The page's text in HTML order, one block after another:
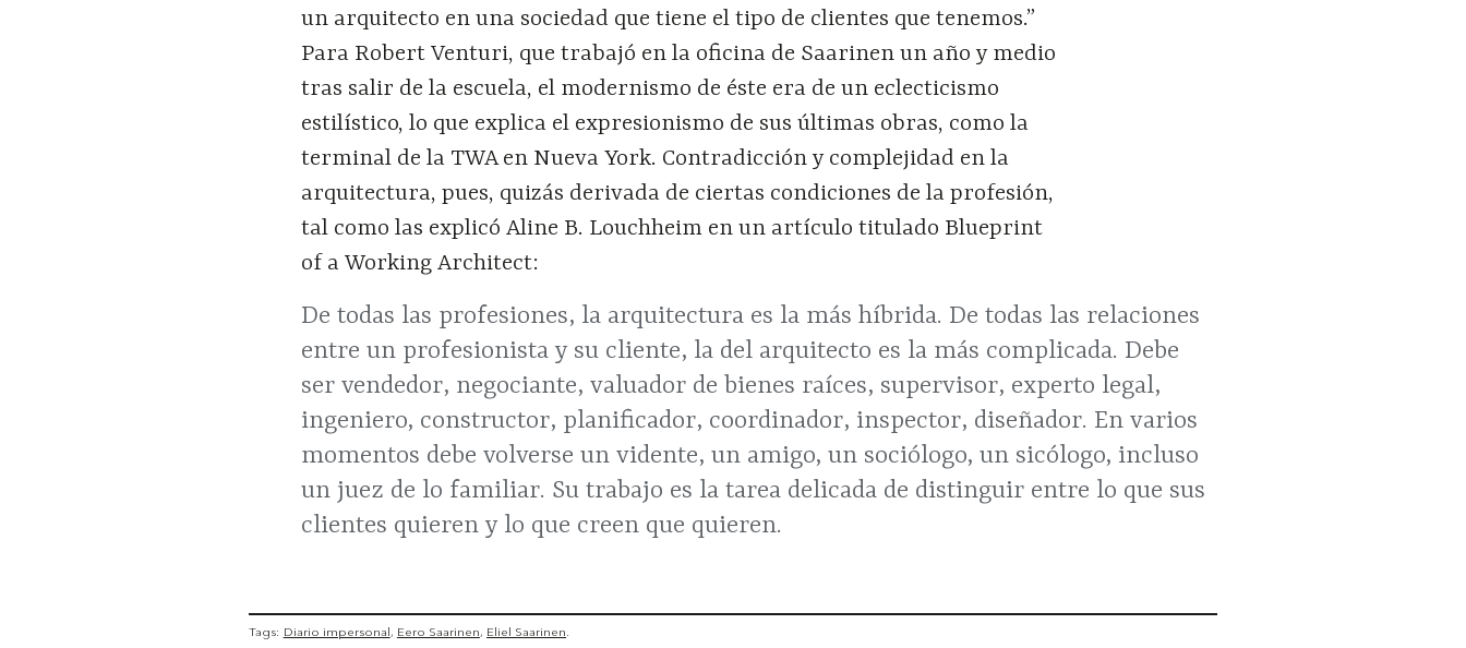
un arquitecto en una sociedad que tiene el tipo de clientes que tenemos.”
Para Robert Venturi, que trabajó en la oficina de Saarinen un año y medio
tras salir de la escuela, el modernismo de éste era de un eclecticismo
estilístico, lo que explica el expresionismo de sus últimas obras, como la
terminal de la TWA en Nueva York. Contradicción y complejidad en la
arquitectura, pues, quizás derivada de ciertas condiciones de la profesión,
tal como las explicó Aline B. Louchheim en un artículo titulado Blueprint
of a Working Architect:
De todas las profesiones, la arquitectura es la más híbrida. De todas las relaciones
entre un profesionista y su cliente, la del arquitecto es la más complicada. Debe
ser vendedor, negociante, valuador de bienes raíces, supervisor, experto legal,
ingeniero, constructor, planificador, coordinador, inspector, diseñador. En varios
momentos debe volverse un vidente, un amigo, un sociólogo, un sicólogo, incluso
un juez de lo familiar. Su trabajo es la tarea delicada de distinguir entre lo que sus
clientes quieren y lo que creen que quieren.
Tags: Diario impersonal Eero Saarinen Eliel Saarinen